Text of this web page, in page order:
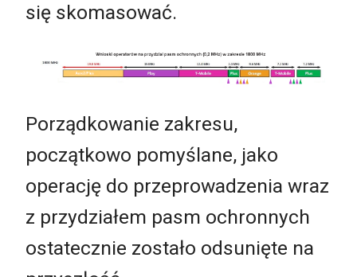
się skomasować.
Porządkowanie zakresu,
początkowo pomyślane, jako
operację do przeprowadzenia wraz
z przydziałem pasm ochronnych
ostatecznie zostało odsunięte na